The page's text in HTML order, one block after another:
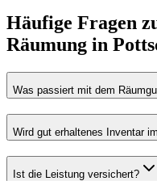
Häufige Fragen
Räumung in
Was passiert mit dem
Wird gut erhaltenes Inventar
Ist die Leistung versichert?